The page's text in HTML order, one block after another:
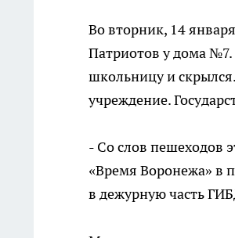
Во вторник, 14
Патриотов у дома
школьницу и
учреждение.
- Со слов пешеходов
«Время Воронежа» в
в дежурную часть